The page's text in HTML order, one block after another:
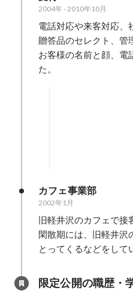
2004年-2010年10月
電話対応や来客対応、
贈答品のセレクト、管
お客様の名前と顔、電
た。
た。
カフェ事業部
2002年1月
旧軽井沢のカフェで接
閑散期には、旧軽井沢
とってくるなどをして
限定公開の職歴・